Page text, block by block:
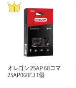
オレゴン 25AP 60コマ
25AP060EJ 1個